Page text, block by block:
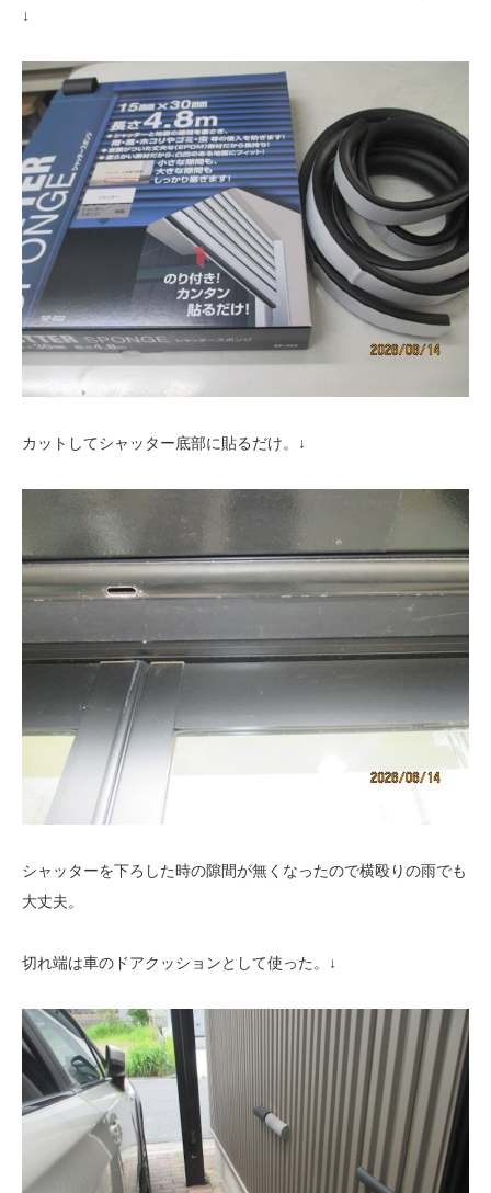
↓
カットしてシャッター底部に貼るだけ。↓
シャッターを下ろした時の隙間が無くなったので横殴りの雨でも
大丈夫。
切れ端は車のドアクッションとして使った。↓